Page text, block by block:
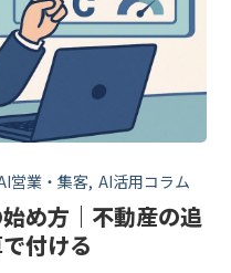
営業・集客 AI活用コラム
め方｜不動産の追
付ける